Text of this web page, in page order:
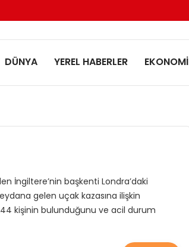
DÜNYA YEREL HABERLER EKONOMİ
İngiltere’nin başkenti Londra’daki
gelen uçak kazasına ilişkin
kişinin bulunduğunu ve acil durum